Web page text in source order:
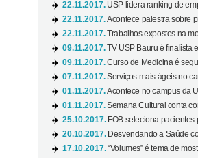
22.11.2017. USP lidera ranking de
22.11.2017.Acontece palestra sobre
22.11.2017.Trabalhos expostos na
09.11.2017.TV USP Bauru é finalista
09.11.2017.Curso de Medicina é
07.11.2017.Serviços mais ágeis no
01.11.2017.Acontece no campus da
01.11.2017.Semana Cultural conta
25.10.2017. FOB seleciona pacientes
20.10.2017. Desvendando a Saúde
17.10.2017.“Volumes” é tema de